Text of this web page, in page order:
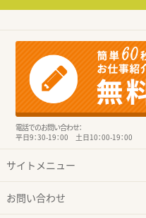
電話でのお問い合わせ：
平日9：30-19：00 土日10：00-19：00
サイトメニュー
お問い合わせ